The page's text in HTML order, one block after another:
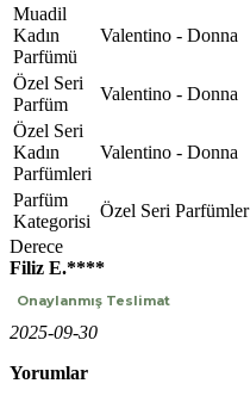
Muadil
Kadın
Parfümü
Valentino - Donna
Özel Seri
Parfüm
Valentino - Donna
Özel Seri
Kadın
Parfümleri
Valentino - Donna
Parfüm
Kategorisi
Özel Seri Parfümler
Derece
Filiz E.****
Onaylanmış Teslimat
2025-09-30
Yorumlar